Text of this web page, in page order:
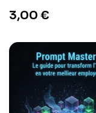
3,00 €